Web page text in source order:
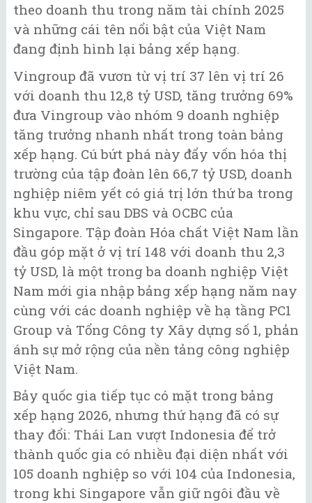
theo doanh thu trong năm tài chính 2025
và những cái tên nổi bật của Việt Nam
đang định hình lại bảng xếp hạng.
Vingroup đã vươn từ vị trí 37 lên vị trí 26
với doanh thu 12,8 tỷ USD, tăng trưởng 69%
đưa Vingroup vào nhóm 9 doanh nghiệp
tăng trưởng nhanh nhất trong toàn bảng
xếp hạng. Cú bứt phá này đẩy vốn hóa thị
trường của tập đoàn lên 66,7 tỷ USD, doanh
nghiệp niêm yết có giá trị lớn thứ ba trong
khu vực, chỉ sau DBS và OCBC của
Singapore. Tập đoàn Hóa chất Việt Nam lần
đầu góp mặt ở vị trí 148 với doanh thu 2,3
tỷ USD, là một trong ba doanh nghiệp Việt
Nam mới gia nhập bảng xếp hạng năm nay
cùng với các doanh nghiệp về hạ tầng PC1
Group và Tổng Công ty Xây dựng số 1, phản
ánh sự mở rộng của nền tảng công nghiệp
Việt Nam.
Bảy quốc gia tiếp tục có mặt trong bảng
xếp hạng 2026, nhưng thứ hạng đã có sự
thay đổi: Thái Lan vượt Indonesia để trở
thành quốc gia có nhiều đại diện nhất với
105 doanh nghiệp so với 104 của Indonesia,
trong khi Singapore vẫn giữ ngôi đầu về